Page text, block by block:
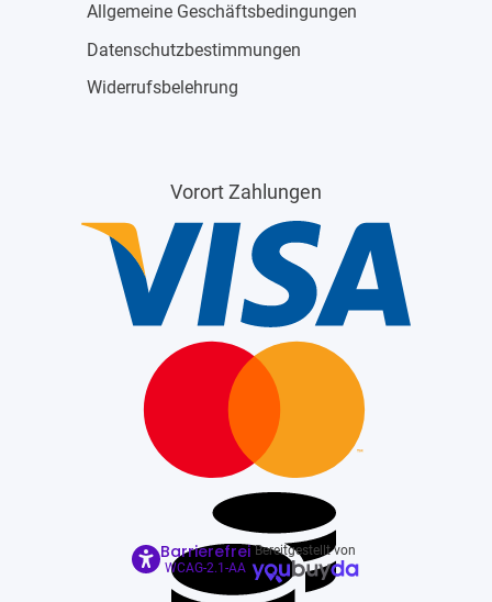
Allgemeine Geschäftsbedingungen
Datenschutzbestimmungen
Widerrufsbelehrung
Vorort Zahlungen
Barrierefrei
WCAG-2.1-AA
Bereitgestellt von